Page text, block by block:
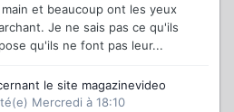
et beaucoup ont les yeux
Je ne sais pas ce qu'ils
qu'ils ne font pas leur...
le site magazinevideo
Mercredi à 18:10